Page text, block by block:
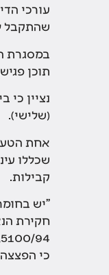
עורכי
שהתקבל
במסגרת
תוכן
נציין
(שלישי).
אחת
שכללו
קבילות.
"יש
חקירת
כי